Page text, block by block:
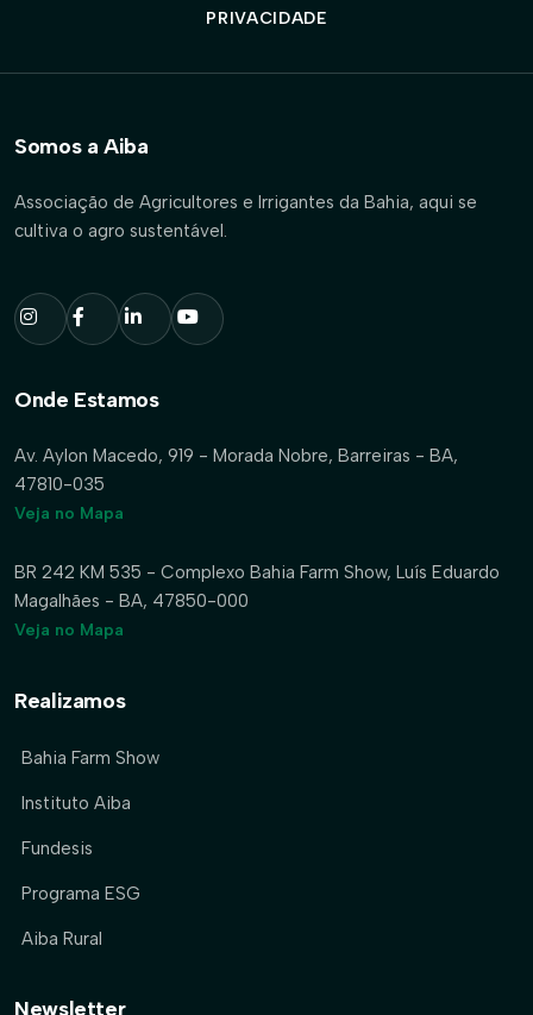
PRIVACIDADE
Somos a Aiba
Associação de Agricultores e Irrigantes da Bahia, aqui se
cultiva o agro sustentável.
Onde Estamos
Av. Aylon Macedo, 919 - Morada Nobre, Barreiras - BA,
47810-035
Veja no Mapa
BR 242 KM 535 - Complexo Bahia Farm Show, Luís Eduardo
Magalhães - BA, 47850-000
Veja no Mapa
Realizamos
Bahia Farm Show
Instituto Aiba
Fundesis
Programa ESG
Aiba Rural
Newsletter